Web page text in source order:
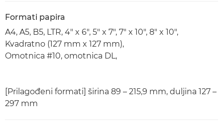
Formati papira
A4, A5, B5, LTR, 4" x 6", 5" x 7", 7" x 10", 8" x 10",
Kvadratno (127 mm x 127 mm),
Omotnica #10, omotnica DL,
[Prilagođeni formati] širina 89 – 215,9 mm, duljina 127 –
297 mm